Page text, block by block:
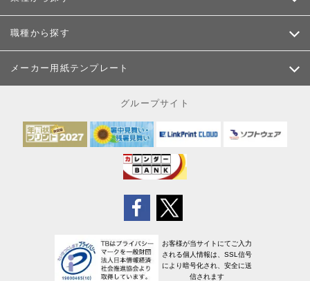
職種から探す
メーカー用紙テンプレート
グループサイト
お客様が当サイトにてご入力
される個人情報は、SSL信号
により暗号化され、安全に送
信されます